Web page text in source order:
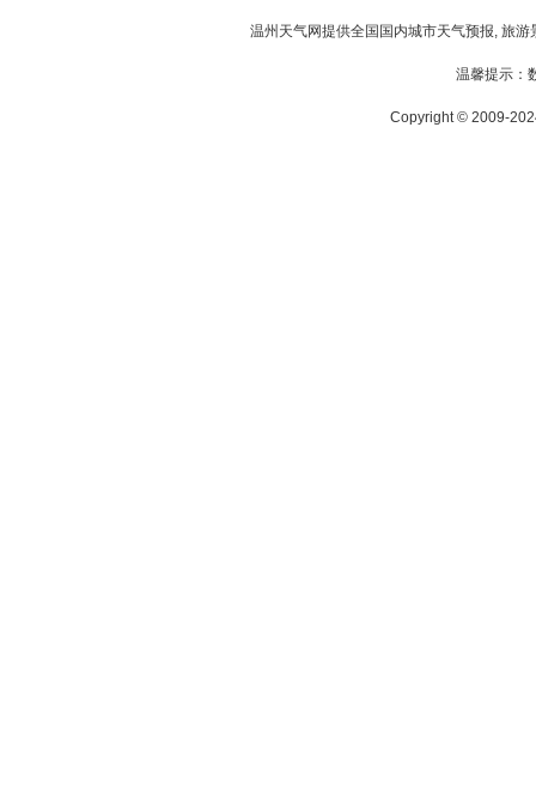
温州天气网提供全国国内城市天气预报, 旅游
温馨提示：
Copyright © 2009-